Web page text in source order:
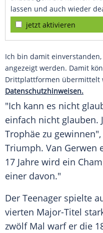
lassen und auch wieder
jetzt aktivieren
Ich bin damit
angezeigt werden. Damit
Drittplattformen übermittelt
Datenschutzhinweisen.
"Ich kann es nicht
einfach nicht glauben.
Trophäe zu
Triumph. Van Gerwen
17 Jahre wird ein
einer davon."
Der Teenager spielte
vierten Major-Titel
zwölf Mal warf er die